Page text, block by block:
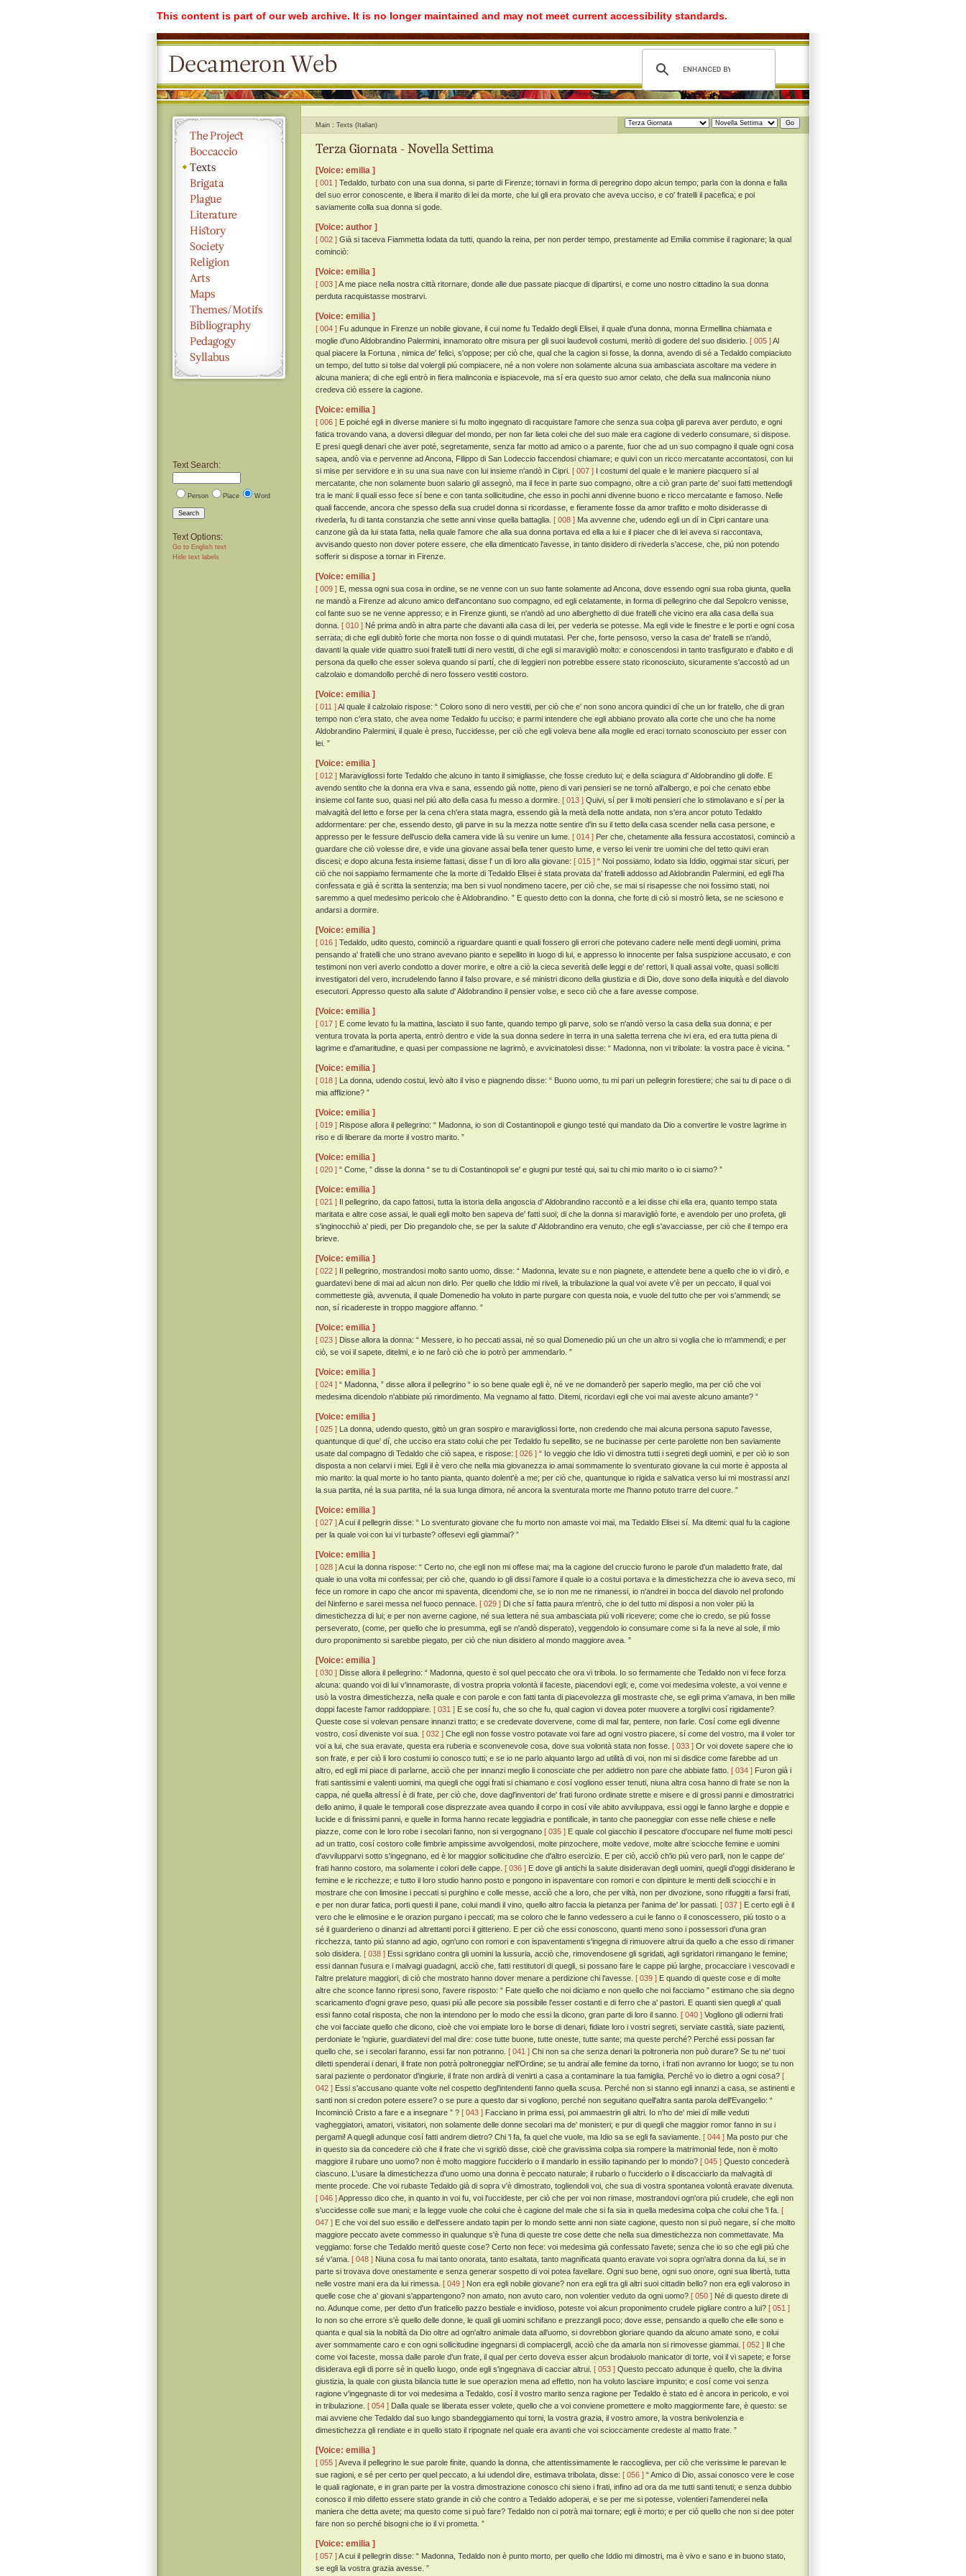
This content is part of our web archive. It is no longer maintained and may not meet current accessibility standards.
Text Search:
Person Place Word
Search
Text Options:
Go to English text
Hide text labels
Main Texts (Italian)
Terza Giornata - Novella Settima
[Voice: emilia ]
[ 001 ] Tedaldo, turbato con una sua donna, si parte di Firenze; tornavi in forma di peregrino dopo alcun tempo; parla con la donna e falla
del suo error conoscente, e libera il marito di lei da morte, che lui gli era provato che aveva ucciso, e co' fratelli il pacefica; e poi
saviamente colla sua donna si gode.
[Voice: author ]
[ 002 ] Già si taceva Fiammetta lodata da tutti, quando la reina, per non perder tempo, prestamente ad Emilia commise il ragionare; la qual
cominciò:
[Voice: emilia ]
[ 003 ]A me piace nella nostra città ritornare, donde alle due passate piacque di dipartirsi, e come uno nostro cittadino la sua donna
perduta racquistasse mostrarvi.
[Voice: emilia ]
[ 004 ] Fu adunque in Firenze un nobile giovane, il cui nome fu Tedaldo degli Elisei, il quale d'una donna, monna Ermellina chiamata e
moglie d'uno Aldobrandino Palermini, innamorato oltre misura per gli suoi laudevoli costumi, meritò di godere del suo disiderio. [ 005 ]Al
qual piacere la Fortuna , nimica de' felici, s'oppose; per ciò che, qual che la cagion si fosse, la donna, avendo di sé a Tedaldo compiaciuto
un tempo, del tutto si tolse dal volergli piú compiacere, né a non volere non solamente alcuna sua ambasciata ascoltare ma vedere in
alcuna maniera; di che egli entrò in fiera malinconia e ispiacevole, ma sí era questo suo amor celato, che della sua malinconia niuno
credeva ciò essere la cagione.
[Voice: emilia ]
[ 006 ] E poiché egli in diverse maniere si fu molto ingegnato di racquistare l'amore che senza sua colpa gli pareva aver perduto, e ogni
fatica trovando vana, a doversi dileguar del mondo, per non far lieta colei che del suo male era cagione di vederlo consumare, si dispose.
E presi quegli denari che aver poté, segretamente, senza far motto ad amico o a parente, fuor che ad un suo compagno il quale ogni cosa
sapea, andò via e pervenne ad Ancona, Filippo di San Lodeccio faccendosi chiamare; e quivi con un ricco mercatante accontatosi, con lui
si mise per servidore e in su una sua nave con lui insieme n'andò in Cipri. [ 007 ] I costumi del quale e le maniere piacquero sí al
mercatante, che non solamente buon salario gli assegnò, ma il fece in parte suo compagno, oltre a ciò gran parte de' suoi fatti mettendogli
tra le mani: li quali esso fece sí bene e con tanta sollicitudine, che esso in pochi anni divenne buono e ricco mercatante e famoso. Nelle
quali faccende, ancora che spesso della sua crudel donna si ricordasse, e fieramente fosse da amor trafitto e molto disiderasse di
rivederla, fu di tanta constanzia che sette anni vinse quella battaglia. [ 008 ] Ma avvenne che, udendo egli un dí in Cipri cantare una
canzone già da lui stata fatta, nella quale l'amore che alla sua donna portava ed ella a lui e il piacer che di lei aveva si raccontava,
avvisando questo non dover potere essere, che ella dimenticato l'avesse, in tanto disidero di rivederla s'accese, che, piú non potendo
sofferir si dispose a tornar in Firenze.
[Voice: emilia ]
[ 009 ] E, messa ogni sua cosa in ordine, se ne venne con un suo fante solamente ad Ancona, dove essendo ogni sua roba giunta, quella
ne mandò a Firenze ad alcuno amico dell'ancontano suo compagno, ed egli celatamente, in forma di pellegrino che dal Sepolcro venisse,
col fante suo se ne venne appresso; e in Firenze giunti, se n'andò ad uno alberghetto di due fratelli che vicino era alla casa della sua
donna. [ 010 ] Né prima andò in altra parte che davanti alla casa di lei, per vederla se potesse. Ma egli vide le finestre e le porti e ogni cosa
serrata; di che egli dubitò forte che morta non fosse o di quindi mutatasi. Per che, forte pensoso, verso la casa de' fratelli se n'andò,
davanti la quale vide quattro suoi fratelli tutti di nero vestiti, di che egli si maravigliò molto: e conoscendosi in tanto trasfigurato e d'abito e di
persona da quello che esser soleva quando si partí, che di leggieri non potrebbe essere stato riconosciuto, sicuramente s'accostò ad un
calzolaio e domandollo perché di nero fossero vestiti costoro.
[Voice: emilia ]
[ 011 ]Al quale il calzolaio rispose: “ Coloro sono di nero vestiti, per ciò che e' non sono ancora quindici dí che un lor fratello, che di gran
tempo non c'era stato, che avea nome Tedaldo fu ucciso; e parmi intendere che egli abbiano provato alla corte che uno che ha nome
Aldobrandino Palermini, il quale è preso, l'uccidesse, per ciò che egli voleva bene alla moglie ed eraci tornato sconosciuto per esser con
lei. ”
[Voice: emilia ]
[ 012 ] Maravigliossi forte Tedaldo che alcuno in tanto il simigliasse, che fosse creduto lui; e della sciagura d' Aldobrandino gli dolfe. E
avendo sentito che la donna era viva e sana, essendo già notte, pieno di vari pensieri se ne tornò all'albergo, e poi che cenato ebbe
insieme col fante suo, quasi nel piú alto della casa fu messo a dormire. [ 013 ] Quivi, sí per li molti pensieri che lo stimolavano e sí per la
malvagità del letto e forse per la cena ch'era stata magra, essendo già la metà della notte andata, non s'era ancor potuto Tedaldo
addormentare: per che, essendo desto, gli parve in su la mezza notte sentire d'in su il tetto della casa scender nella casa persone, e
appresso per le fessure dell'uscio della camera vide là su venire un lume. [ 014 ] Per che, chetamente alla fessura accostatosi, cominciò a
guardare che ciò volesse dire, e vide una giovane assai bella tener questo lume, e verso lei venir tre uomini che del tetto quivi eran
discesi; e dopo alcuna festa insieme fattasi, disse l' un di loro alla giovane: [ 015 ] “ Noi possiamo, lodato sia Iddio, oggimai star sicuri, per
ciò che noi sappiamo fermamente che la morte di Tedaldo Elisei è stata provata da' fratelli addosso ad Aldobrandin Palermini, ed egli l'ha
confessata e già è scritta la sentenzia; ma ben si vuol nondimeno tacere, per ciò che, se mai si risapesse che noi fossimo stati, noi
saremmo a quel medesimo pericolo che è Aldobrandino. ” E questo detto con la donna, che forte di ciò si mostrò lieta, se ne sciesono e
andarsi a dormire.
[Voice: emilia ]
[ 016 ] Tedaldo, udito questo, cominciò a riguardare quanti e quali fossero gli errori che potevano cadere nelle menti degli uomini, prima
pensando a' fratelli che uno strano avevano pianto e sepellito in luogo di lui, e appresso lo innocente per falsa suspizione accusato, e con
testimoni non veri averlo condotto a dover morire, e oltre a ciò la cieca severità delle leggi e de' rettori, li quali assai volte, quasi solliciti
investigatori del vero, incrudelendo fanno il falso provare, e sé ministri dicono della giustizia e di Dio, dove sono della iniquità e del diavolo
esecutori. Appresso questo alla salute d' Aldobrandino il pensier volse, e seco ciò che a fare avesse compose.
[Voice: emilia ]
[ 017 ] E come levato fu la mattina, lasciato il suo fante, quando tempo gli parve, solo se n'andò verso la casa della sua donna; e per
ventura trovata la porta aperta, entrò dentro e vide la sua donna sedere in terra in una saletta terrena che ivi era, ed era tutta piena di
lagrime e d'amaritudine, e quasi per compassione ne lagrimò, e avvicinatolesi disse: “ Madonna, non vi tribolate: la vostra pace è vicina. ”
[Voice: emilia ]
[ 018 ] La donna, udendo costui, levò alto il viso e piagnendo disse: “ Buono uomo, tu mi pari un pellegrin forestiere; che sai tu di pace o di
mia afflizione? ”
[Voice: emilia ]
[ 019 ] Rispose allora il pellegrino: “ Madonna, io son di Costantinopoli e giungo testé qui mandato da Dio a convertire le vostre lagrime in
riso e di liberare da morte il vostro marito. ”
[Voice: emilia ]
[ 020 ] “ Come, ” disse la donna “ se tu di Costantinopoli se' e giugni pur testé qui, sai tu chi mio marito o io ci siamo? ”
[Voice: emilia ]
[ 021 ] Il pellegrino, da capo fattosi, tutta la istoria della angoscia d' Aldobrandino raccontò e a lei disse chi ella era, quanto tempo stata
maritata e altre cose assai, le quali egli molto ben sapeva de' fatti suoi; di che la donna si maravigliò forte, e avendolo per uno profeta, gli
s'inginocchiò a' piedi, per Dio pregandolo che, se per la salute d' Aldobrandino era venuto, che egli s'avacciasse, per ciò che il tempo era
brieve.
[Voice: emilia ]
[ 022 ] Il pellegrino, mostrandosi molto santo uomo, disse: “ Madonna, levate su e non piagnete, e attendete bene a quello che io vi dirò, e
guardatevi bene di mai ad alcun non dirlo. Per quello che Iddio mi riveli, la tribulazione la qual voi avete v'è per un peccato, il qual voi
commetteste già, avvenuta, il quale Domenedio ha voluto in parte purgare con questa noia, e vuole del tutto che per voi s'ammendi; se
non, sí ricadereste in troppo maggiore affanno. ”
[Voice: emilia ]
[ 023 ] Disse allora la donna: “ Messere, io ho peccati assai, né so qual Domenedio piú un che un altro si voglia che io m'ammendi; e per
ciò, se voi il sapete, ditelmi, e io ne farò ciò che io potrò per ammendarlo. ”
[Voice: emilia ]
[ 024 ] “ Madonna, ” disse allora il pellegrino “ io so bene quale egli è, né ve ne domanderò per saperlo meglio, ma per ciò che voi
medesima dicendolo n'abbiate piú rimordimento. Ma vegnamo al fatto. Ditemi, ricordavi egli che voi mai aveste alcuno amante? ”
[Voice: emilia ]
[ 025 ] La donna, udendo questo, gittò un gran sospiro e maravigliossi forte, non credendo che mai alcuna persona saputo l'avesse,
quantunque di que' dí, che ucciso era stato colui che per Tedaldo fu sepellito, se ne bucinasse per certe parolette non ben saviamente
usate dal compagno di Tedaldo che ciò sapea, e rispose: [ 026 ] “ Io veggio che Idio vi dimostra tutti i segreti degli uomini, e per ciò io son
disposta a non celarvi i miei. Egli il è vero che nella mia giovanezza io amai sommamente lo sventurato giovane la cui morte è apposta al
mio marito: la qual morte io ho tanto pianta, quanto dolent'è a me; per ciò che, quantunque io rigida e salvatica verso lui mi mostrassi anzi
la sua partita, né la sua partita, né la sua lunga dimora, né ancora la sventurata morte me l'hanno potuto trarre del cuore. ”
[Voice: emilia ]
[ 027 ]A cui il pellegrin disse: “ Lo sventurato giovane che fu morto non amaste voi mai, ma Tedaldo Elisei sí. Ma ditemi: qual fu la cagione
per la quale voi con lui vi turbaste? offesevi egli giammai? ”
[Voice: emilia ]
[ 028 ]A cui la donna rispose: “ Certo no, che egli non mi offese mai; ma la cagione del cruccio furono le parole d'un maladetto frate, dal
quale io una volta mi confessai; per ciò che, quando io gli dissi l'amore il quale io a costui portava e la dimestichezza che io aveva seco, mi
fece un romore in capo che ancor mi spaventa, dicendomi che, se io non me ne rimanessi, io n'andrei in bocca del diavolo nel profondo
del Ninferno e sarei messa nel fuoco pennace. [ 029 ] Di che sí fatta paura m'entrò, che io del tutto mi disposi a non voler piú la
dimestichezza di lui; e per non averne cagione, né sua lettera né sua ambasciata piú volli ricevere; come che io credo, se piú fosse
perseverato, (come, per quello che io presumma, egli se n'andò disperato), veggendolo io consumare come si fa la neve al sole, il mio
duro proponimento si sarebbe piegato, per ciò che niun disidero al mondo maggiore avea. ”
[Voice: emilia ]
[ 030 ] Disse allora il pellegrino: “ Madonna, questo è sol quel peccato che ora vi tribola. Io so fermamente che Tedaldo non vi fece forza
alcuna: quando voi di lui v'innamoraste, di vostra propria volontà il faceste, piacendovi egli; e, come voi medesima voleste, a voi venne e
usò la vostra dimestichezza, nella quale e con parole e con fatti tanta di piacevolezza gli mostraste che, se egli prima v'amava, in ben mille
doppi faceste l'amor raddoppiare. [ 031 ] E se cosí fu, che so che fu, qual cagion vi dovea poter muovere a torglivi cosí rigidamente?
Queste cose si volevan pensare innanzi tratto; e se credevate dovervene, come di mal far, pentere, non farle. Cosí come egli divenne
vostro, cosí diveniste voi sua. [ 032 ] Che egli non fosse vostro potavate voi fare ad ogni vostro piacere, sí come del vostro, ma il voler tor
voi a lui, che sua eravate, questa era ruberia e sconvenevole cosa, dove sua volontà stata non fosse. [ 033 ] Or voi dovete sapere che io
son frate, e per ciò li loro costumi io conosco tutti; e se io ne parlo alquanto largo ad utilità di voi, non mi si disdice come farebbe ad un
altro, ed egli mi piace di parlarne, acciò che per innanzi meglio li conosciate che per addietro non pare che abbiate fatto. [ 034 ] Furon già i
frati santissimi e valenti uomini, ma quegli che oggi frati si chiamano e cosí vogliono esser tenuti, niuna altra cosa hanno di frate se non la
cappa, né quella altressí è di frate, per ciò che, dove dagl'inventori de' frati furono ordinate strette e misere e di grossi panni e dimostratrici
dello animo, il quale le temporali cose disprezzate avea quando il corpo in cosí vile abito avviluppava, essi oggi le fanno larghe e doppie e
lucide e di finissimi panni, e quelle in forma hanno recate leggiadria e pontificale, in tanto che paoneggiar con esse nelle chiese e nelle
piazze, come con le loro robe i secolari fanno, non si vergognano [ 035 ] E quale col giacchio il pescatore d'occupare nel fiume molti pesci
ad un tratto, cosí costoro colle fimbrie ampissime avvolgendosi, molte pinzochere, molte vedove, molte altre sciocche femine e uomini
d'avvilupparvi sotto s'ingegnano, ed è lor maggior sollicitudine che d'altro esercizio. E per ciò, acciò ch'io piú vero parli, non le cappe de'
frati hanno costoro, ma solamente i colori delle cappe. [ 036 ] E dove gli antichi la salute disideravan degli uomini, quegli d'oggi disiderano le
femine e le ricchezze; e tutto il loro studio hanno posto e pongono in ispaventare con romori e con dipinture le menti delli sciocchi e in
mostrare che con limosine i peccati si purghino e colle messe, acciò che a loro, che per viltà, non per divozione, sono rifuggiti a farsi frati,
e per non durar fatica, porti questi il pane, colui mandi il vino, quello altro faccia la pietanza per l'anima de' lor passati. [ 037 ] E certo egli è il
vero che le elimosine e le orazion purgano i peccati; ma se coloro che le fanno vedessero a cui le fanno o il conoscessero, piú tosto o a
sé il guarderieno o dinanzi ad altrettanti porci il gitterieno. E per ciò che essi conoscono, quanti meno sono i possessori d'una gran
ricchezza, tanto piú stanno ad agio, ogn'uno con romori e con ispaventamenti s'ingegna di rimuovere altrui da quello a che esso di rimaner
solo disidera. [ 038 ] Essi sgridano contra gli uomini la lussuria, acciò che, rimovendosene gli sgridati, agli sgridatori rimangano le femine;
essi dannan l'usura e i malvagi guadagni, acciò che, fatti restitutori di quegli, si possano fare le cappe piú larghe, procacciare i vescovadi e
l'altre prelature maggiori, di ciò che mostrato hanno dover menare a perdizione chi l'avesse. [ 039 ] E quando di queste cose e di molte
altre che sconce fanno ripresi sono, l'avere risposto: “ Fate quello che noi diciamo e non quello che noi facciamo ” estimano che sia degno
scaricamento d'ogni grave peso, quasi piú alle pecore sia possibile l'esser costanti e di ferro che a' pastori. E quanti sien quegli a' quali
essi fanno cotal risposta, che non la intendono per lo modo che essi la dicono, gran parte di loro il sanno. [ 040 ] Vogliono gli odierni frati
che voi facciate quello che dicono, cioè che voi empiate loro le borse di denari, fidiate loro i vostri segreti, serviate castità, siate pazienti,
perdoniate le 'ngiurie, guardiatevi del mal dire: cose tutte buone, tutte oneste, tutte sante; ma queste perché? Perché essi possan far
quello che, se i secolari faranno, essi far non potranno. [ 041 ] Chi non sa che senza denari la poltroneria non può durare? Se tu ne' tuoi
diletti spenderai i denari, il frate non potrà poltroneggiar nell'Ordine; se tu andrai alle femine da torno, i frati non avranno lor luogo; se tu non
sarai paziente o perdonator d'ingiurie, il frate non ardirà di venirti a casa a contaminare la tua famiglia. Perché vo io dietro a ogni cosa? [
042 ] Essi s'accusano quante volte nel cospetto degl'intendenti fanno quella scusa. Perché non si stanno egli innanzi a casa, se astinenti e
santi non si credon potere essere? o se pure a questo dar si vogliono, perché non seguitano quell'altra santa parola dell'Evangelio: “
Incominciò Cristo a fare e a insegnare ” ? [ 043 ] Facciano in prima essi, poi ammaestrin gli altri. Io n'ho de' miei dí mille veduti
vagheggiatori, amatori, visitatori, non solamente delle donne secolari ma de' monisteri; e pur di quegli che maggior romor fanno in su i
pergami! A quegli adunque cosí fatti andrem dietro? Chi 'l fa, fa quel che vuole, ma Idio sa se egli fa saviamente. [ 044 ] Ma posto pur che
in questo sia da concedere ciò che il frate che vi sgridò disse, cioè che gravissima colpa sia rompere la matrimonial fede, non è molto
maggiore il rubare uno uomo? non è molto maggiore l'ucciderlo o il mandarlo in essilio tapinando per lo mondo? [ 045 ] Questo concederà
ciascuno. L'usare la dimestichezza d'uno uomo una donna è peccato naturale; il rubarlo o l'ucciderlo o il discacciarlo da malvagità di
mente procede. Che voi rubaste Tedaldo già di sopra v'è dimostrato, togliendoli voi, che sua di vostra spontanea volontà eravate divenuta.
[ 046 ]Appresso dico che, in quanto in voi fu, voi l'uccideste, per ciò che per voi non rimase, mostrandovi ogn'ora piú crudele, che egli non
s'uccidesse colle sue mani; e la legge vuole che colui che è cagione del male che si fa sia in quella medesima colpa che colui che 'l fa. [
047 ] E che voi del suo essilio e dell'essere andato tapin per lo mondo sette anni non siate cagione, questo non si può negare, sí che molto
maggiore peccato avete commesso in qualunque s'è l'una di queste tre cose dette che nella sua dimestichezza non commettavate. Ma
veggiamo: forse che Tedaldo meritò queste cose? Certo non fece: voi medesima già confessato l'avete; senza che io so che egli piú che
sé v'ama. [ 048 ] Niuna cosa fu mai tanto onorata, tanto esaltata, tanto magnificata quanto eravate voi sopra ogn'altra donna da lui, se in
parte si trovava dove onestamente e senza generar sospetto di voi potea favellare. Ogni suo bene, ogni suo onore, ogni sua libertà, tutta
nelle vostre mani era da lui rimessa. [ 049 ] Non era egli nobile giovane? non era egli tra gli altri suoi cittadin bello? non era egli valoroso in
quelle cose che a' giovani s'appartengono? non amato, non avuto caro, non volentier veduto da ogni uomo? [ 050 ] Né di questo direte di
no. Adunque come, per detto d'un fraticello pazzo bestiale e invidioso, poteste voi alcun proponimento crudele pigliare contro a lui? [ 051 ]
Io non so che errore s'è quello delle donne, le quali gli uomini schifano e prezzangli poco; dove esse, pensando a quello che elle sono e
quanta e qual sia la nobiltà da Dio oltre ad ogn'altro animale data all'uomo, si dovrebbon gloriare quando da alcuno amate sono, e colui
aver sommamente caro e con ogni sollicitudine ingegnarsi di compiacergli, acciò che da amarla non si rimovesse giammai. [ 052 ] Il che
come voi faceste, mossa dalle parole d'un frate, il qual per certo doveva esser alcun brodaiuolo manicator di torte, voi il vi sapete; e forse
disiderava egli di porre sé in quello luogo, onde egli s'ingegnava di cacciar altrui. [ 053 ] Questo peccato adunque è quello, che la divina
giustizia, la quale con giusta bilancia tutte le sue operazion mena ad effetto, non ha voluto lasciare impunito; e cosí come voi senza
ragione v'ingegnaste di tor voi medesima a Tedaldo, cosí il vostro marito senza ragione per Tedaldo è stato ed è ancora in pericolo, e voi
in tribulazione. [ 054 ] Dalla quale se liberata esser volete, quello che a voi conviene promettere e molto maggiormente fare, è questo: se
mai avviene che Tedaldo dal suo lungo sbandeggiamento qui torni, la vostra grazia, il vostro amore, la vostra benivolenzia e
dimestichezza gli rendiate e in quello stato il ripognate nel quale era avanti che voi scioccamente credeste al matto frate. ”
[Voice: emilia ]
[ 055 ]Aveva il pellegrino le sue parole finite, quando la donna, che attentissimamente le raccoglieva, per ciò che verissime le parevan le
sue ragioni, e sé per certo per quel peccato, a lui udendol dire, estimava tribolata, disse: [ 056 ] “ Amico di Dio, assai conosco vere le cose
le quali ragionate, e in gran parte per la vostra dimostrazione conosco chi sieno i frati, infino ad ora da me tutti santi tenuti; e senza dubbio
conosco il mio difetto essere stato grande in ciò che contro a Tedaldo adoperai, e se per me si potesse, volentieri l'amenderei nella
maniera che detta avete; ma questo come si può fare? Tedaldo non ci potrà mai tornare; egli è morto; e per ciò quello che non si dee poter
fare non so perché bisogni che io il vi prometta. ”
[Voice: emilia ]
[ 057 ]A cui il pellegrin disse: “ Madonna, Tedaldo non è punto morto, per quello che Iddio mi dimostri, ma è vivo e sano e in buono stato,
se egli la vostra grazia avesse. ”